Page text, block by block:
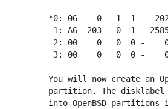
*0: 06    0   1  1 -
1: A6  203   0  1 -
2: 00    0   0  0 -
3: 00    0   0  0 -
You will now create an
partition. The
into OpenBSD partitions